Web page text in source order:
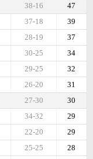
47
38-16
39
37-18
37
28-19
34
30-25
32
29-25
31
26-20
30
27-30
29
34-32
29
22-20
28
25-25